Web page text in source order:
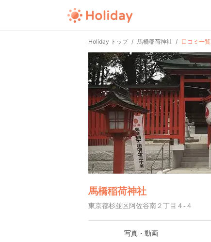
Holiday トップ 馬橋稲荷神社 口コミ一覧
馬橋稲荷神社
東京都杉並区阿佐谷南２丁目４-４
写真・動画